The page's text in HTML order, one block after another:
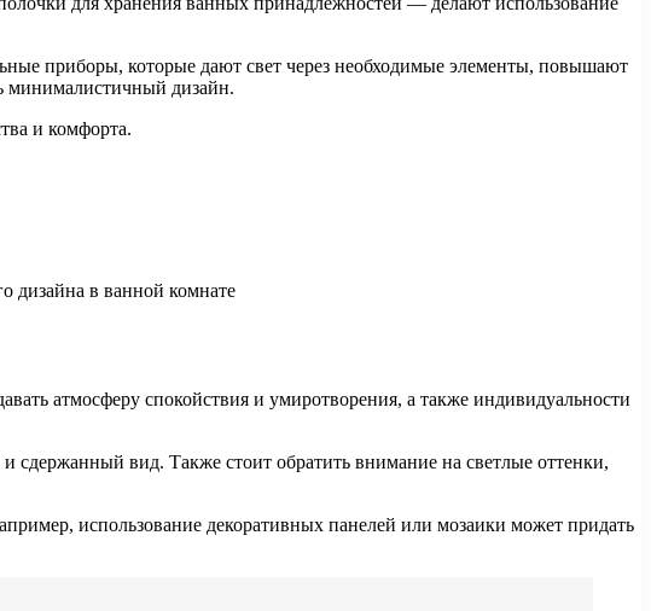
приборы, которые дают свет через необходимые элементы, повышают
минималистичный дизайн.
и комфорта.
атмосферу спокойствия и умиротворения, а также индивидуальности
сдержанный вид. Также стоит обратить внимание на светлые оттенки,
использование декоративных панелей или мозаики может придать